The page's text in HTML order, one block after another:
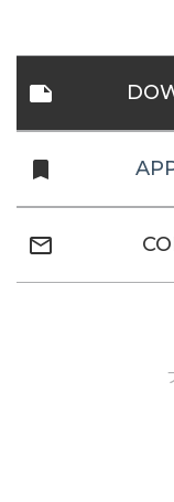
note
turned_in
mail_outline